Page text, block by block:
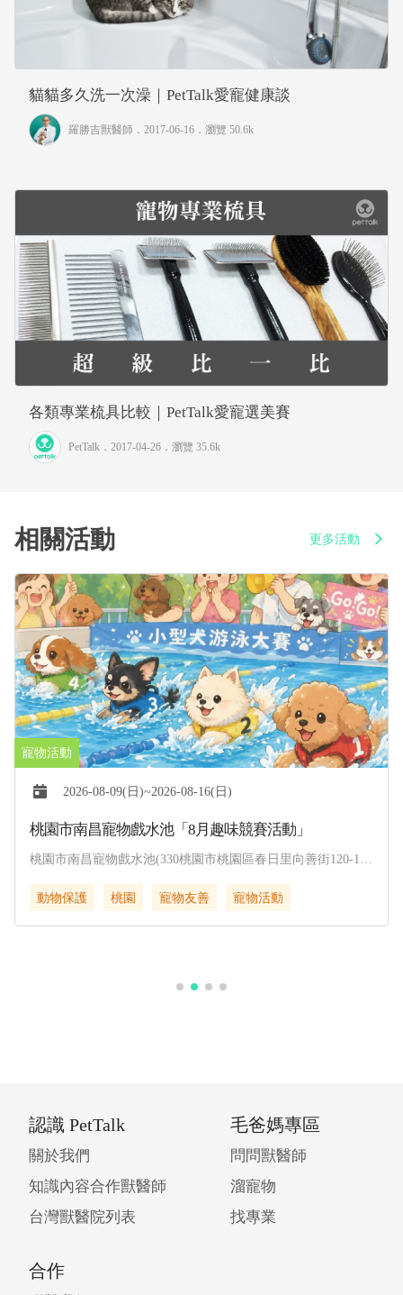
貓貓多久洗一次澡｜PetTalk愛寵健康談
羅勝吉獸醫師 ．2017-06-16． 瀏覽 50.6k
各類專業梳具比較｜PetTalk愛寵選美賽
PetTalk ．2017-04-26． 瀏覽 35.6k
相關活動 更多活動
2026-08-09(日)~2026-08-16(日)
桃園市南昌寵物戲水池「8月趣味競賽活動」
桃園市南昌寵物戲水池(330桃園市桃園區春日里向善街120-1
動物保護
桃園 寵物友善 寵物活動
認識 PetTalk
關於我們
知識內容合作獸醫師
台灣獸醫院列表
毛爸媽專區
問問獸醫師
溜寵物
找專業
合作